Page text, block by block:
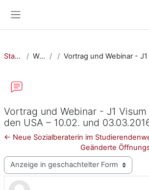
Startseite Website
Vortrag und Webinar - J1
den USA – 10.02. und
← Neue Sozialberaterin im
Geänderte
Anzeigemodus